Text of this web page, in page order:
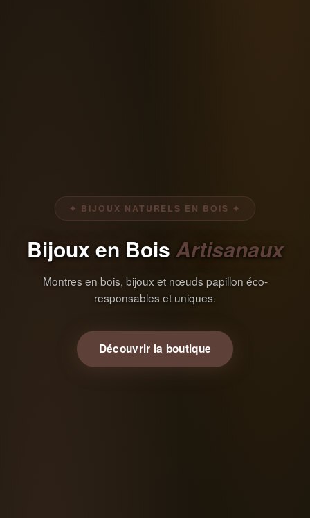
✦ BIJOUX NATURELS EN BOIS ✦
Bijoux en Bois Artisanaux
Montres en bois, bijoux et nœuds papillon éco-
responsables et uniques.
Découvrir la boutique